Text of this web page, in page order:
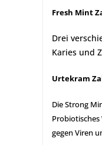
Fresh Mint
Drei
Karies und
Urtekram
Die Strong
gegen Viren